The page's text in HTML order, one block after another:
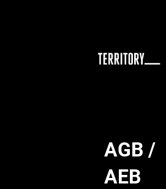
AGB /
AEB